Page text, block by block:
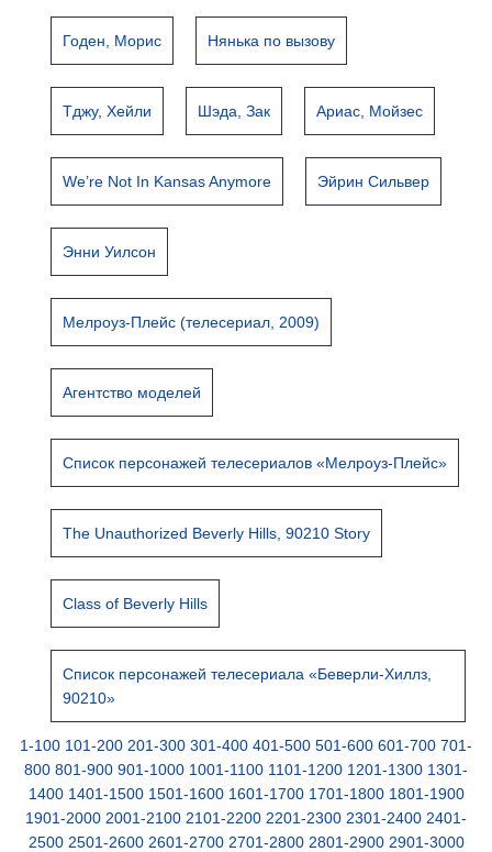
Годен, Морис Нянька по вызову
Тджу, Хейли Шэда, Зак Ариас, Мойзес
We’re Not In Kansas Anymore Эйрин Сильвер
Энни Уилсон
Мелроуз-Плейс (телесериал, 2009)
Агентство моделей
Список персонажей телесериалов «Мелроуз-Плейс»
The Unauthorized Beverly Hills, 90210 Story
Class of Beverly Hills
Список персонажей телесериала «Беверли-Хиллз,
90210»
1-100 101-200 201-300 301-400 401-500 501-600 601-700 701-
800 801-900 901-1000 1001-1100 1101-1200 1201-1300 1301-
1400 1401-1500 1501-1600 1601-1700 1701-1800 1801-1900
1901-2000 2001-2100 2101-2200 2201-2300 2301-2400 2401-
2500 2501-2600 2601-2700 2701-2800 2801-2900 2901-3000